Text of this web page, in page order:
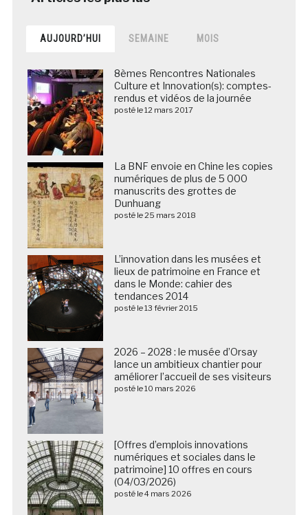
AUJOURD’HUI SEMAINE MOIS
8èmes Rencontres Nationales
Culture et Innovation(s): comptes-
rendus et vidéos de la journée
posté le 12 mars 2017
La BNF envoie en Chine les copies
numériques de plus de 5 000
manuscrits des grottes de
Dunhuang
posté le 25 mars 2018
L’innovation dans les musées et
lieux de patrimoine en France et
dans le Monde: cahier des
tendances 2014
posté le 13 février 2015
2026 – 2028 : le musée d’Orsay
lance un ambitieux chantier pour
améliorer l’accueil de ses visiteurs
posté le 10 mars 2026
[Offres d’emplois innovations
numériques et sociales dans le
patrimoine] 10 offres en cours
(04/03/2026)
posté le 4 mars 2026